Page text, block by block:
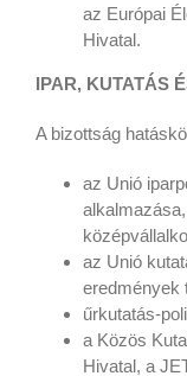
az Európai
Hivatal.
IPAR, KUTATÁS
A bizottság
az Unió
az Unió
eredmények
űrkutatás-
a Közös
Hivatal, a